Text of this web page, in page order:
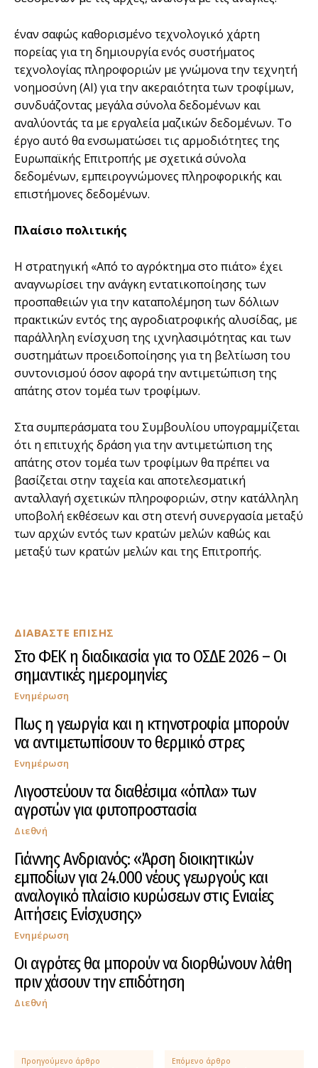
ΔΙΑΒΑΣΤΕ ΕΠΙΣΗΣ
Στο ΦΕΚ η διαδικασία για το ΟΣΔΕ 2026 – Οι
σημαντικές ημερομηνίες
Ενημέρωση
Πως η γεωργία και η κτηνοτροφία μπορούν
να αντιμετωπίσουν το θερμικό στρες
Ενημέρωση
Λιγοστεύουν τα διαθέσιμα «όπλα» των
αγροτών για φυτοπροστασία
Διεθνή
Γιάννης Ανδριανός: «Άρση διοικητικών
εμποδίων για 24.000 νέους γεωργούς και
αναλογικό πλαίσιο κυρώσεων στις Ενιαίες
Αιτήσεις Ενίσχυσης»
Ενημέρωση
Οι αγρότες θα μπορούν να διορθώνουν λάθη
πριν χάσουν την επιδότηση
Διεθνή
έναν σαφώς καθορισμένο τεχνολογικό χάρτη
πορείας για τη δημιουργία ενός συστήματος
τεχνολογίας πληροφοριών με γνώμονα την τεχνητή
νοημοσύνη (AI) για την ακεραιότητα των τροφίμων,
συνδυάζοντας μεγάλα σύνολα δεδομένων και
αναλύοντάς τα με εργαλεία μαζικών δεδομένων. Το
έργο αυτό θα ενσωματώσει τις αρμοδιότητες της
Ευρωπαϊκής Επιτροπής με σχετικά σύνολα
δεδομένων, εμπειρογνώμονες πληροφορικής και
επιστήμονες δεδομένων.
Πλαίσιο πολιτικής
Η στρατηγική «Από το αγρόκτημα στο πιάτο» έχει
αναγνωρίσει την ανάγκη εντατικοποίησης των
προσπαθειών για την καταπολέμηση των δόλιων
πρακτικών εντός της αγροδιατροφικής αλυσίδας, με
παράλληλη ενίσχυση της ιχνηλασιμότητας και των
συστημάτων προειδοποίησης για τη βελτίωση του
συντονισμού όσον αφορά την αντιμετώπιση της
απάτης στον τομέα των τροφίμων.
Στα συμπεράσματα του Συμβουλίου υπογραμμίζεται
ότι η επιτυχής δράση για την αντιμετώπιση της
απάτης στον τομέα των τροφίμων θα πρέπει να
βασίζεται στην ταχεία και αποτελεσματική
ανταλλαγή σχετικών πληροφοριών, στην κατάλληλη
υποβολή εκθέσεων και στη στενή συνεργασία μεταξύ
των αρχών εντός των κρατών μελών καθώς και
μεταξύ των κρατών μελών και της Επιτροπής.
Προηγούμενο άρθρο
Επόμενο άρθρο